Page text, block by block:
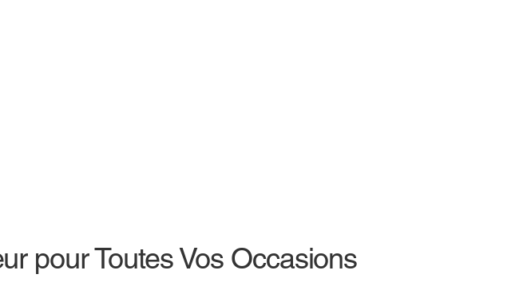
pour Toutes Vos Occasions